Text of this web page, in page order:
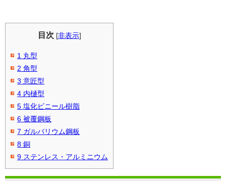
目次 [非表示]
1 丸型
2 角型
3 意匠型
4 内樋型
5 塩化ビニール樹脂
6 被覆鋼板
7 ガルバリウム鋼板
8 銅
9 ステンレス・アルミニウム